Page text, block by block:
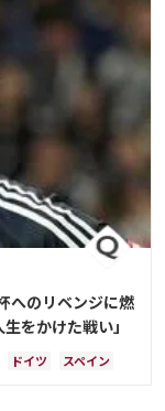
町野 修斗
へのリベンジに燃
をかけた戦い」
ドイツ
スペイン